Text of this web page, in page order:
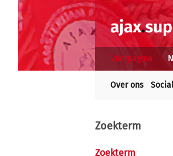
Voorpagina
Over ons Social
Zoekterm
Zoekterm